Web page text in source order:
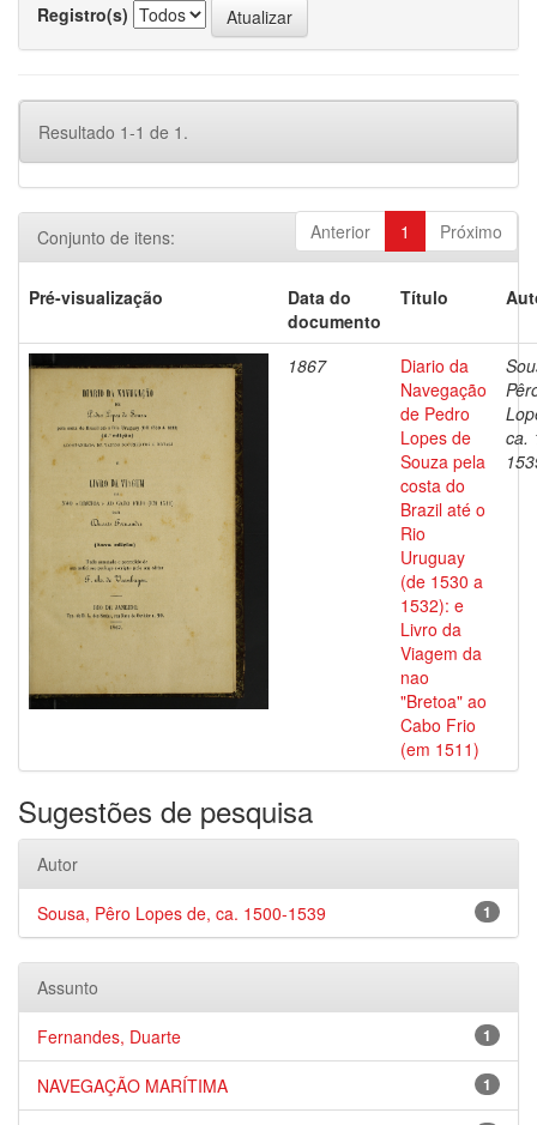
Registro(s)
Resultado 1-1 de 1.
Anterior 1 Próximo
Conjunto de itens:
Pré-visualização
Data do
documento
Título
1867
Diario da
Navegação
de Pedro
Lopes de
Souza pela
costa do
Brazil até o
Rio
Uruguay
(de 1530 a
1532): e
Livro da
Viagem da
nao
"Bretoa" ao
Cabo Frio
(em 1511)
ca.
Sugestões de pesquisa
Autor
1
Sousa, Pêro Lopes de, ca. 1500-1539
Assunto
1
Fernandes, Duarte
1
NAVEGAÇÃO MARÍTIMA